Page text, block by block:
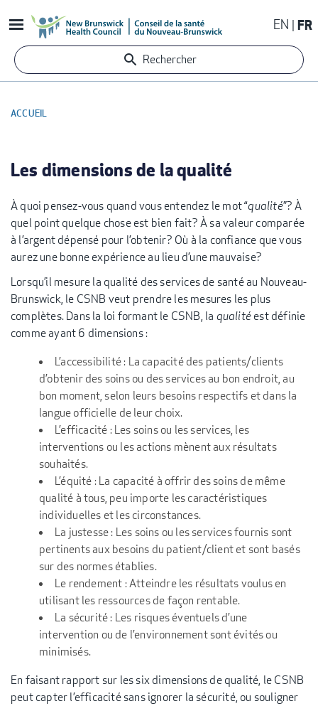
au
contenu
principal
EN FR
Rechercher
D'ARIANE
ACCUEIL
Les dimensions de la qualité
À quoi pensez-vous quand vous entendez le mot “qualité”? À
quel point quelque chose est bien fait? À sa valeur comparée
à l’argent dépensé pour l’obtenir? Où à la confiance que vous
aurez une bonne expérience au lieu d’une mauvaise?
Lorsqu’il mesure la qualité des services de santé au Nouveau-
Brunswick, le CSNB veut prendre les mesures les plus
complètes. Dans la loi formant le CSNB, la qualitéest définie
comme ayant 6 dimensions :
L’accessibilité : La capacité des patients/clients
d’obtenir des soins ou des services au bon endroit, au
bon moment, selon leurs besoins respectifs et dans la
langue officielle de leur choix.
L’efficacité : Les soins ou les services, les
interventions ou les actions mènent aux résultats
souhaités.
L’équité : La capacité à offrir des soins de même
qualité à tous, peu importe les caractéristiques
individuelles et les circonstances.
La justesse : Les soins ou les services fournis sont
pertinents aux besoins du patient/client et sont basés
sur des normes établies.
Le rendement : Atteindre les résultats voulus en
utilisant les ressources de façon rentable.
La sécurité : Les risques éventuels d’une
intervention ou de l’environnement sont évités ou
minimisés.
En faisant rapport sur les six dimensions de qualité, le CSNB
peut capter l’efficacité sans ignorer la sécurité, ou souligner